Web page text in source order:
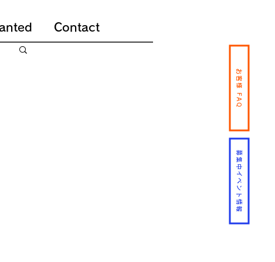
募集中イベント情報
お客様 FAQ
Contact